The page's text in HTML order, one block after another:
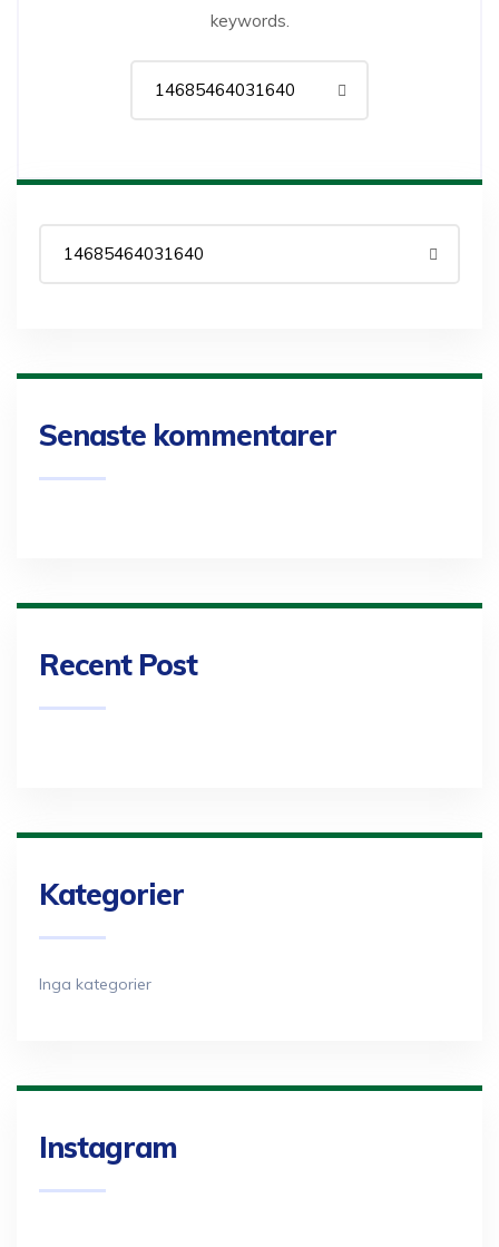
keywords.
Senaste kommentarer
Recent Post
Kategorier
Inga kategorier
Instagram